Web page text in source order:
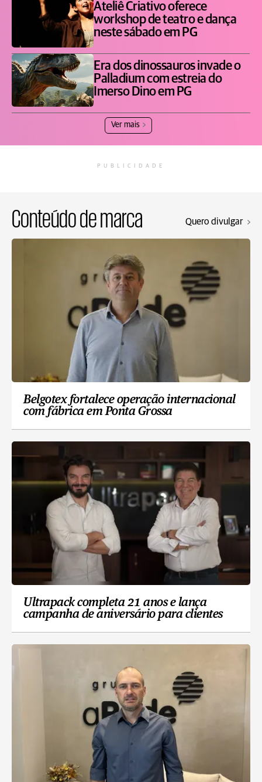
Ateliê Criativo oferece
workshop de teatro e dança
neste sábado em PG
Era dos dinossauros invade o
Palladium com estreia do
Imerso Dino em PG
Ver mais
PUBLICIDADE
Conteúdo de marca Quero divulgar
Belgotex fortalece operação internacional
com fábrica em Ponta Grossa
Ultrapack completa 21 anos e lança
campanha de aniversário para clientes